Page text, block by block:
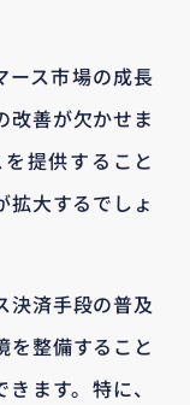
ース市場の成長
改善が欠かせま
提供すること
拡大するでしょ
決済手段の普及
を整備すること
ます。特に、